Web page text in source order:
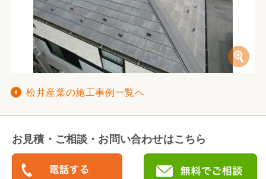
松井産業の施工事例一覧へ
お見積・ご相談・お問い合わせはこちら